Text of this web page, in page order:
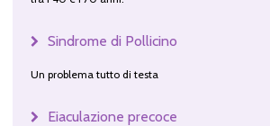
Sindrome di Pollicino
Un problema tutto di testa
Eiaculazione precoce